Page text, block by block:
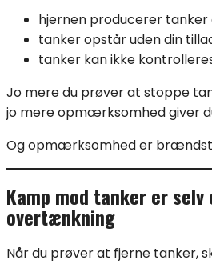
hjernen producerer
tanker opstår uden din
tanker kan ikke
Jo mere du prøver at stoppe
jo mere opmærksomhed giver
Og opmærksomhed er
Kamp mod tanker er
overtænkning
Når du prøver at fjerne tanker,